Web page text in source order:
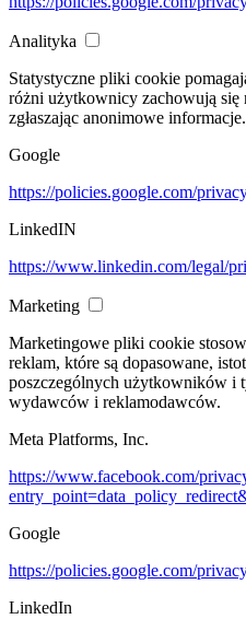
Analityka
Statystyczne pliki cookie
różni użytkownicy zachowują się
zgłaszając anonimowe informacje.
Google
https://policies.google.com/
LinkedIN
https://www.linkedin.com/legal/
Marketing
Marketingowe pliki cookie
reklam, które są dopasowane,
poszczególnych użytkowników i
wydawców i reklamodawców.
Meta Platforms, Inc.
https://www.facebook.com/
Google
https://policies.google.com/
LinkedIn